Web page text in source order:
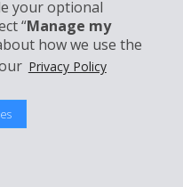
your optional
“Manage my
how we use the
Privacy Policy